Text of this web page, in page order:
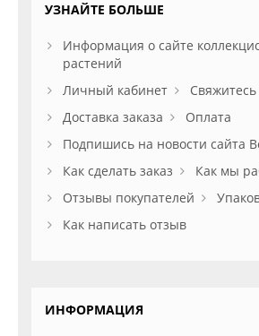
УЗНАЙТЕ БОЛЬШЕ
Информация о сайте
растений
Личный кабинет
Доставка заказа
Оплата
Подпишись на новости сайта
Как сделать заказ
Как мы
Отзывы покупателей
Как написать отзыв
ИНФОРМАЦИЯ